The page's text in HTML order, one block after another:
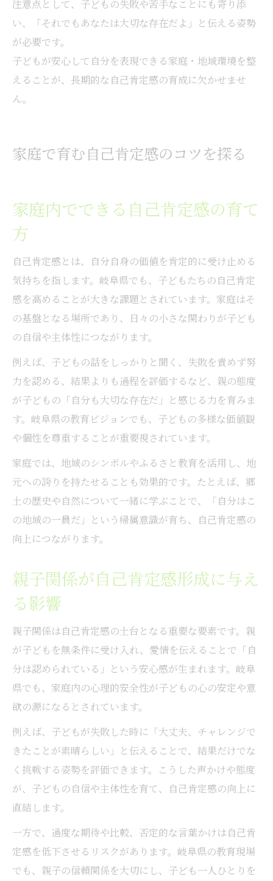
注意点として、子どもの失敗や苦手なことにも寄り添
い、「それでもあなたは大切な存在だよ」と伝える姿勢
が必要です。
子どもが安心して自分を表現できる家庭・地域環境を整
えることが、長期的な自己肯定感の育成に欠かせませ
ん。
家庭で育む自己肯定感のコツを探る
家庭内でできる自己肯定感の育て
方
自己肯定感とは、自分自身の価値を肯定的に受け止める
気持ちを指します。岐阜県でも、子どもたちの自己肯定
感を高めることが大きな課題とされています。家庭はそ
の基盤となる場所であり、日々の小さな関わりが子ども
の自信や主体性につながります。
例えば、子どもの話をしっかりと聞く、失敗を責めず努
力を認める、結果よりも過程を評価するなど、親の態度
が子どもの「自分も大切な存在だ」と感じる力を育みま
す。岐阜県の教育ビジョンでも、子どもの多様な価値観
や個性を尊重することが重要視されています。
家庭では、地域のシンボルやふるさと教育を活用し、地
元への誇りを持たせることも効果的です。たとえば、郷
土の歴史や自然について一緒に学ぶことで、「自分はこ
の地域の一員だ」という帰属意識が育ち、自己肯定感の
向上につながります。
親子関係が自己肯定感形成に与え
る影響
親子関係は自己肯定感の土台となる重要な要素です。親
が子どもを無条件に受け入れ、愛情を伝えることで「自
分は認められている」という安心感が生まれます。岐阜
県でも、家庭内の心理的安全性が子どもの心の安定や意
欲の源になるとされています。
例えば、子どもが失敗した時に「大丈夫、チャレンジで
きたことが素晴らしい」と伝えることで、結果だけでな
く挑戦する姿勢を評価できます。こうした声かけや態度
が、子どもの自信や主体性を育て、自己肯定感の向上に
直結します。
一方で、過度な期待や比較、否定的な言葉かけは自己肯
定感を低下させるリスクがあります。岐阜県の教育現場
でも、親子の信頼関係を大切にし、子ども一人ひとりを